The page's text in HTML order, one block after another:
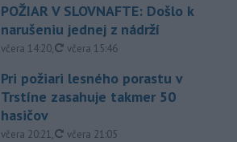
POŽIAR V SLOVNAFTE: Došlo k
narušeniu jednej z nádrží
včera 14:20, aktualizované
včera 15:46
Pri požiari lesného porastu v
Trstíne zasahuje takmer 50
hasičov
včera 20:21, aktualizované
včera 21:05